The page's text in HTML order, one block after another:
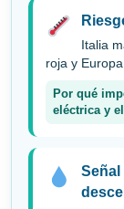
Italia
roja y
Por qué
eléctrica y